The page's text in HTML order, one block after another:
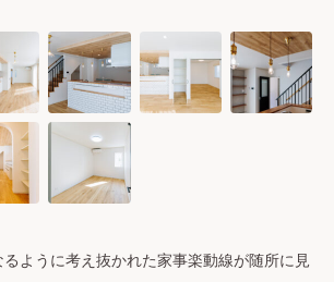
ように考え抜かれた家事楽動線が随所に見